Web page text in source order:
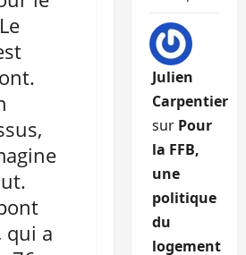
qui a
Julien
Carpentier
sur Pour
la FFB,
une
politique
du
logement